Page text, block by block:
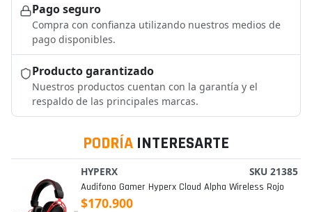
Pago seguro
Compra con confianza utilizando nuestros medios de
pago disponibles.
Producto garantizado
Nuestros productos cuentan con la garantía y el
respaldo de las principales marcas.
PODRÍA INTERESARTE
HYPERX SKU 21385
Audifono Gamer Hyperx Cloud Alpha Wireless Rojo
$170.900